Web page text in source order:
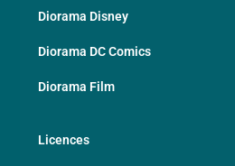
Diorama Disney
Diorama DC Comics
Diorama Film
Licences